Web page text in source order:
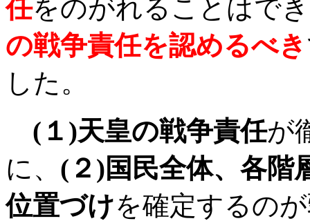
任をのがれることはで
の戦争責任を認めるべき
した。
( １ )天皇の戦争責任が
に、 ( ２ )国民全体、各階
位置づけを確定するの